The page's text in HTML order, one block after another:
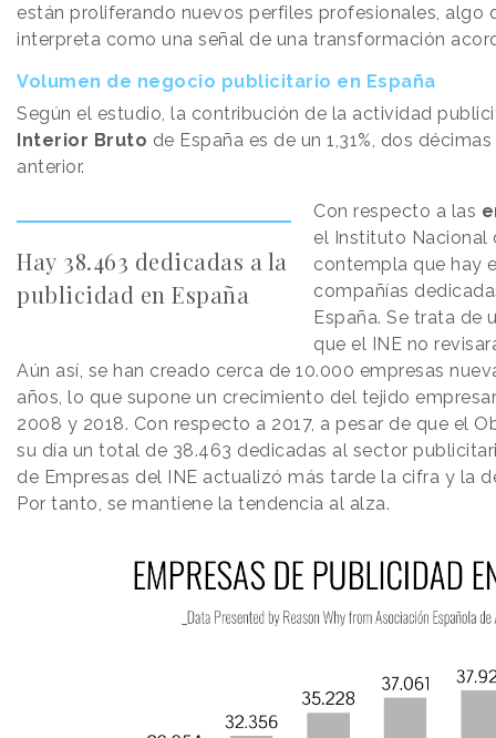
están proliferando nuevos perfiles profesionales, algo
interpreta como una señal de una transformación
Volumen de negocio publicitario en España
Según el estudio, la contribución de la actividad
Interior Bruto de España es de un 1,31%, dos
anterior.
Hay 38.463 dedicadas a la
publicidad en España
Con respecto a las
el Instituto Nacional
contempla que hay
compañías
España. Se trata de
que el INE no
Aún así, se han creado cerca de 10.000 empresas
años, lo que supone un crecimiento del tejido
2008 y 2018. Con respecto a 2017, a pesar de que el
su día un total de 38.463 dedicadas al sector
de Empresas del INE actualizó más tarde la cifra y la
Por tanto, se mantiene la tendencia al alza.